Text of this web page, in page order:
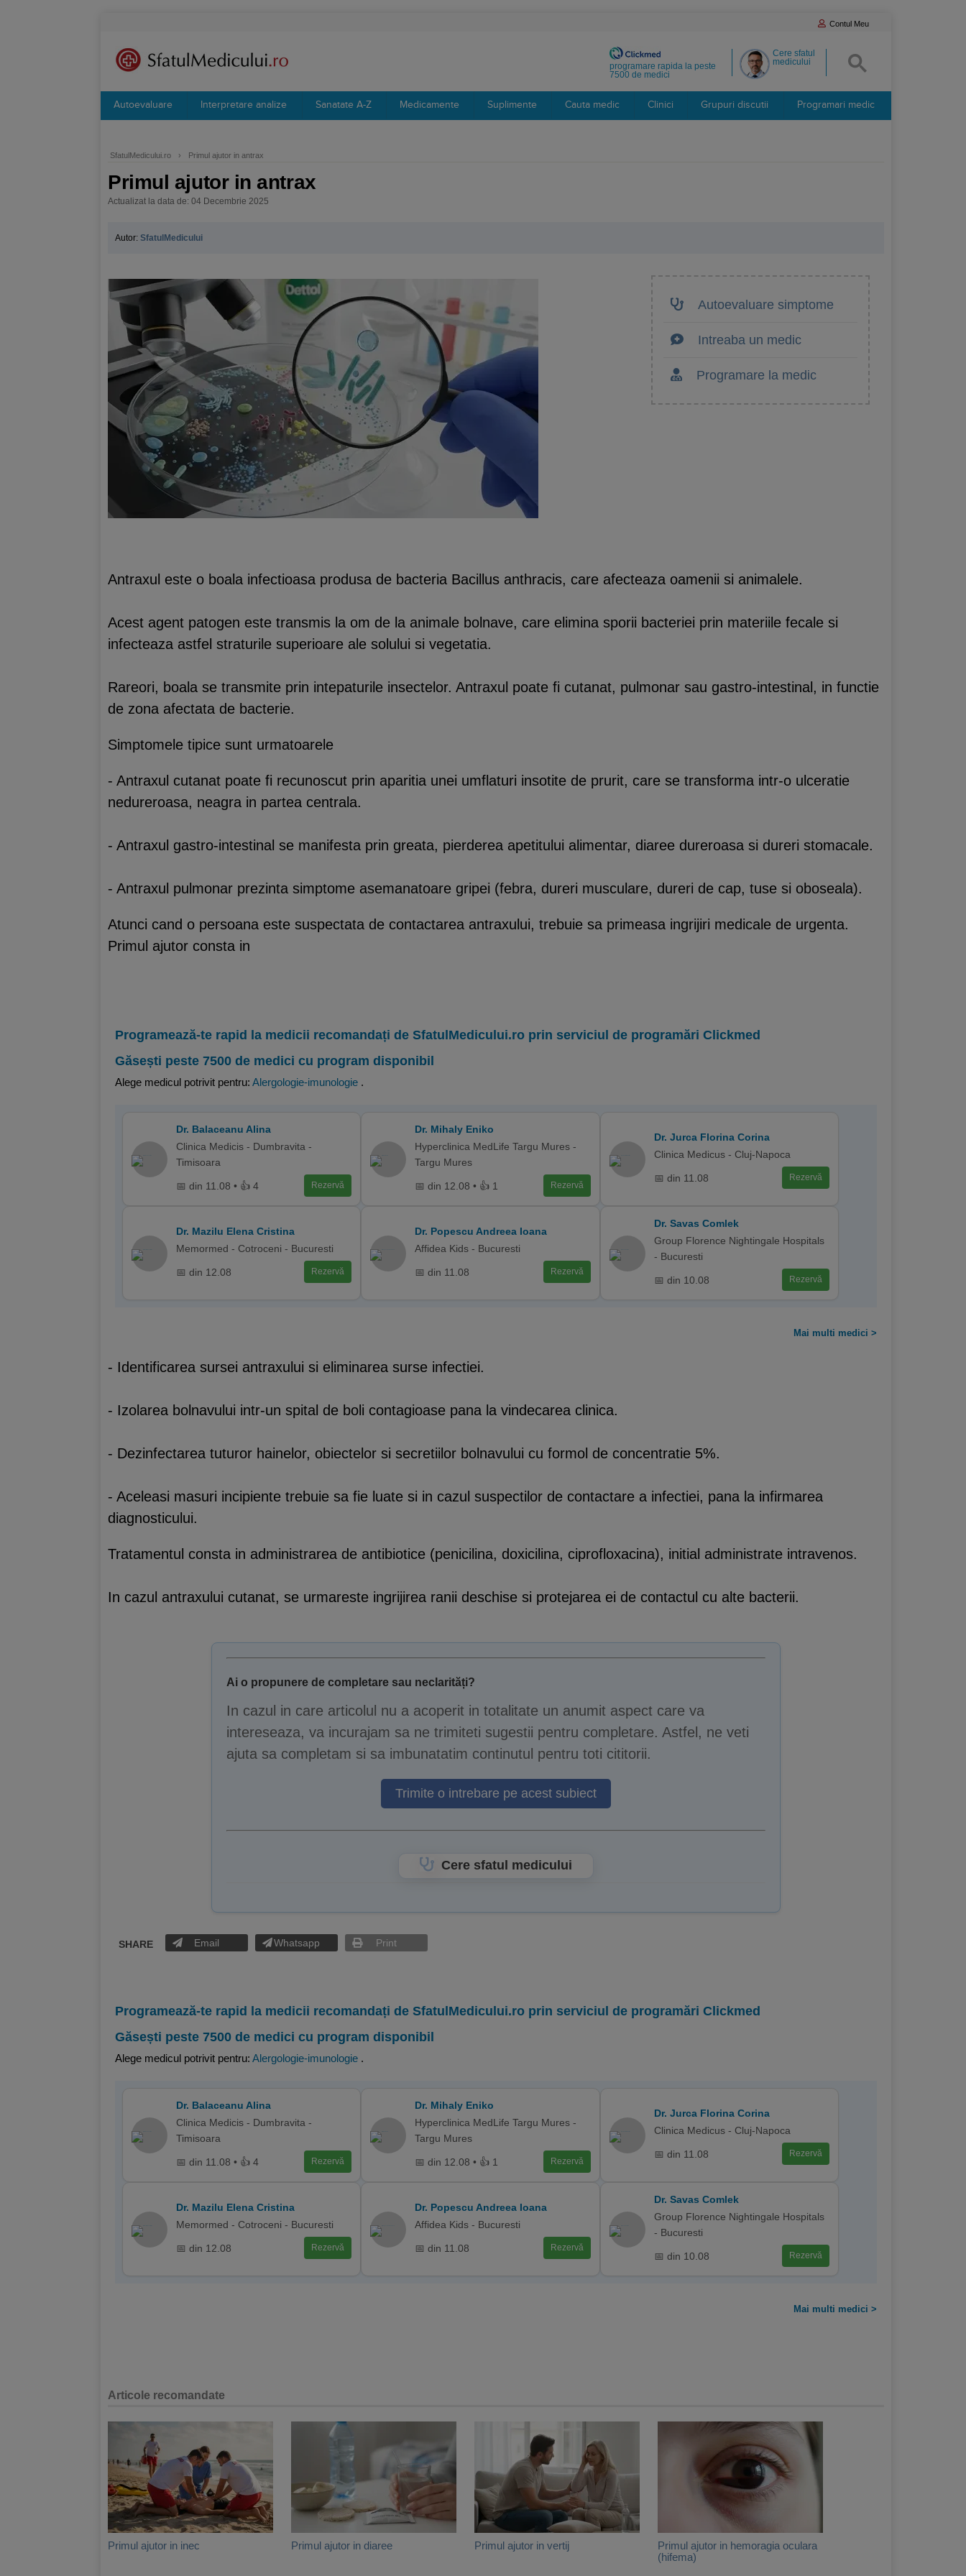
Contul Meu
Cere sfatul
medicului
programare rapida la peste
7500 de medici
Autoevaluare Interpretare analize Sanatate A-Z Medicamente Suplimente Cauta medic Clinici Grupuri discutii Programari medic
SfatulMedicului.ro › Primul ajutor in antrax
Primul ajutor in antrax
Actualizat la data de: 04 Decembrie 2025
Autor: SfatulMedicului
Autoevaluare simptome
Intreaba un medic
Programare la medic
Antraxul este o boala infectioasa produsa de bacteria Bacillus anthracis, care afecteaza oamenii si animalele.
Acest agent patogen este transmis la om de la animale bolnave, care elimina sporii bacteriei prin materiile fecale si
infecteaza astfel straturile superioare ale solului si vegetatia.
Rareori, boala se transmite prin intepaturile insectelor. Antraxul poate fi cutanat, pulmonar sau gastro-intestinal, in functie
de zona afectata de bacterie.
Simptomele tipice sunt urmatoarele
- Antraxul cutanat poate fi recunoscut prin aparitia unei umflaturi insotite de prurit, care se transforma intr-o ulceratie
nedureroasa, neagra in partea centrala.
- Antraxul gastro-intestinal se manifesta prin greata, pierderea apetitului alimentar, diaree dureroasa si dureri stomacale.
- Antraxul pulmonar prezinta simptome asemanatoare gripei (febra, dureri musculare, dureri de cap, tuse si oboseala).
Atunci cand o persoana este suspectata de contactarea antraxului, trebuie sa primeasa ingrijiri medicale de urgenta.
Primul ajutor consta in
Programează-te rapid la medicii recomandați de SfatulMedicului.ro prin serviciul de programări Clickmed
Găsești peste 7500 de medici cu program disponibil
Alege medicul potrivit pentru: Alergologie-imunologie .
Dr. Balaceanu Alina
Clinica Medicis - Dumbravita -
Timisoara
📅 din 11.08 • 👍 4 Rezervă
Dr. Mihaly Eniko
Hyperclinica MedLife Targu Mures -
Targu Mures
📅 din 12.08 • 👍 1 Rezervă
Dr. Jurca Florina Corina
Clinica Medicus - Cluj-Napoca
📅 din 11.08 Rezervă
Dr. Mazilu Elena Cristina
Memormed - Cotroceni - Bucuresti
📅 din 12.08 Rezervă
Dr. Popescu Andreea Ioana
Affidea Kids - Bucuresti
📅 din 11.08 Rezervă
Dr. Savas Comlek
Group Florence Nightingale Hospitals
- Bucuresti
📅 din 10.08 Rezervă
Mai multi medici >
- Identificarea sursei antraxului si eliminarea surse infectiei.
- Izolarea bolnavului intr-un spital de boli contagioase pana la vindecarea clinica.
- Dezinfectarea tuturor hainelor, obiectelor si secretiilor bolnavului cu formol de concentratie 5%.
- Aceleasi masuri incipiente trebuie sa fie luate si in cazul suspectilor de contactare a infectiei, pana la infirmarea
diagnosticului.
Tratamentul consta in administrarea de antibiotice (penicilina, doxicilina, ciprofloxacina), initial administrate intravenos.
In cazul antraxului cutanat, se urmareste ingrijirea ranii deschise si protejarea ei de contactul cu alte bacterii.
Ai o propunere de completare sau neclarități?
In cazul in care articolul nu a acoperit in totalitate un anumit aspect care va
intereseaza, va incurajam sa ne trimiteti sugestii pentru completare. Astfel, ne veti
ajuta sa completam si sa imbunatatim continutul pentru toti cititorii.
Trimite o intrebare pe acest subiect
Cere sfatul medicului
SHARE Email Whatsapp Print
Programează-te rapid la medicii recomandați de SfatulMedicului.ro prin serviciul de programări Clickmed
Găsești peste 7500 de medici cu program disponibil
Alege medicul potrivit pentru: Alergologie-imunologie .
Dr. Balaceanu Alina
Clinica Medicis - Dumbravita -
Timisoara
📅 din 11.08 • 👍 4 Rezervă
Dr. Mihaly Eniko
Hyperclinica MedLife Targu Mures -
Targu Mures
📅 din 12.08 • 👍 1 Rezervă
Dr. Jurca Florina Corina
Clinica Medicus - Cluj-Napoca
📅 din 11.08 Rezervă
Dr. Mazilu Elena Cristina
Memormed - Cotroceni - Bucuresti
📅 din 12.08 Rezervă
Dr. Popescu Andreea Ioana
Affidea Kids - Bucuresti
📅 din 11.08 Rezervă
Dr. Savas Comlek
Group Florence Nightingale Hospitals
- Bucuresti
📅 din 10.08 Rezervă
Mai multi medici >
Articole recomandate
Primul ajutor in inec Primul ajutor in diaree Primul ajutor in vertij
Primul ajutor in hemoragia oculara
(hifema)